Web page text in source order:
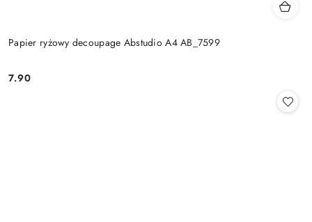
Papier ryżowy decoupage Abstudio A4 AB_7599
Cena:
7.90